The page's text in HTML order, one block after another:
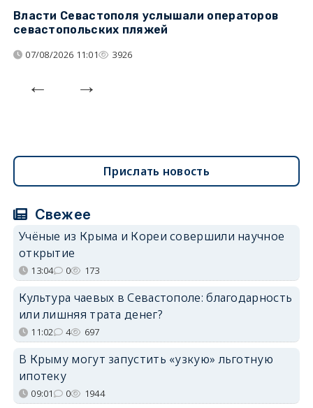
Власти Севастополя услышали операторов
севастопольских пляжей
07/08/2026 11:01 3926
Прислать новость
Свежее
Учёные из Крыма и Кореи совершили научное
открытие
13:04 0 173
Культура чаевых в Севастополе: благодарность
или лишняя трата денег?
11:02 4 697
В Крыму могут запустить «узкую» льготную
ипотеку
09:01 0 1944